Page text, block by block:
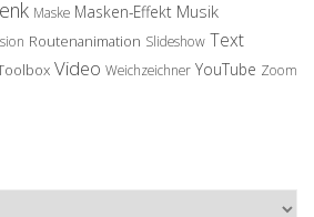
Maske Masken-Effekt Musik
Routenanimation Slideshow Text
Video Weichzeichner YouTube Zoom